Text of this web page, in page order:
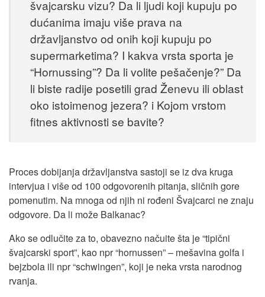
švajcarsku vizu? Da li ljudi koji kupuju po
dućanima imaju više prava na
državljanstvo od onih koji kupuju po
supermarketima? I kakva vrsta sporta je
“Hornussing”? Da li volite pešačenje?” Da
li biste radije posetili grad Ženevu ili oblast
oko istoimenog jezera? i Kojom vrstom
fitnes aktivnosti se bavite?
Proces dobijanja državljanstva sastoji se iz dva kruga
intervjua i više od 100 odgovorenih pitanja, sličnih gore
pomenutim. Na mnoga od njih ni rođeni Švajcarci ne znaju
odgovore. Da li može Balkanac?
Ako se odlučite za to, obavezno načuite šta je “tipični
švajcarski sport”, kao npr “hornussen” – mešavina golfa i
bejzbola ili npr “schwingen”, koji je neka vrsta narodnog
rvanja.